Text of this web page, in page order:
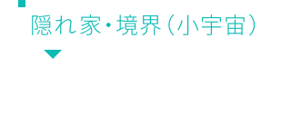
隠れ家・境界（小宇宙）